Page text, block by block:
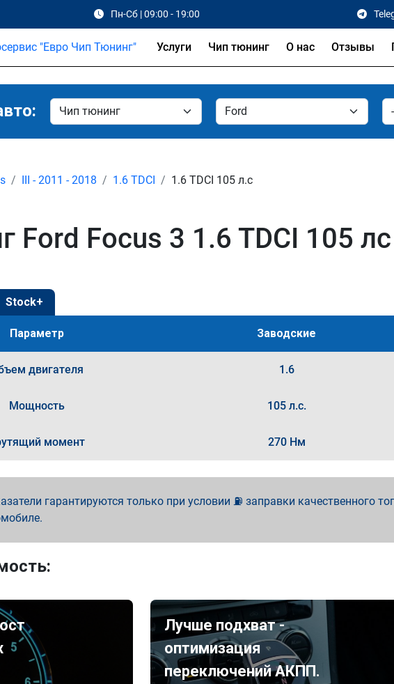
Пн-Сб | 09:00 - 19:00
Услуги Чип тюнинг О нас Отзывы
III - 2011 - 2018 1.6 TDCI 1.6 TDCI 105 л.с
Ford Focus 3 1.6 TDCI 105
Stock+
Параметр Заводские
двигателя 1.6
Мощность 105 л.с.
момент 270 Нм
гарантируются только при условии ⛽ заправки качественного
Лучше подхват -
оптимизация
переключений АКПП.